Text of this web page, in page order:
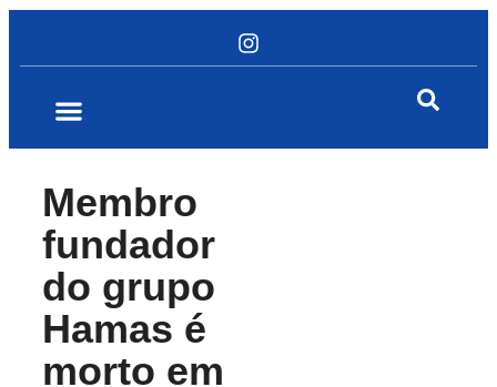
Membro
fundador
do grupo
Hamas é
morto em